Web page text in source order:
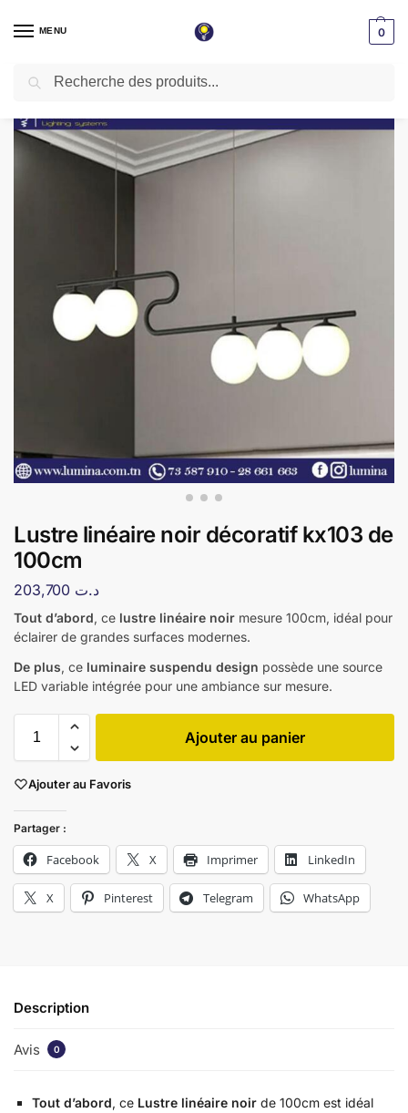
MENU 0
Accueil / Lustres & suspensions / Lustres Led
Lustre linéaire noir décoratif kx103 de
100cm
د.ت
Tout d’abord, ce lustre linéaire noir mesure 100cm, idéal pour
éclairer de grandes surfaces modernes.
De plus, ce luminaire suspendu design possède une source
LED variable intégrée pour une ambiance sur mesure.
Ajouter au panier
Ajouter au Favoris
Partager :
Facebook X Imprimer LinkedIn
X Pinterest Telegram WhatsApp
Description
Avis 0
Tout d’abord, ce Lustre linéaire noir de 100cm est idéal